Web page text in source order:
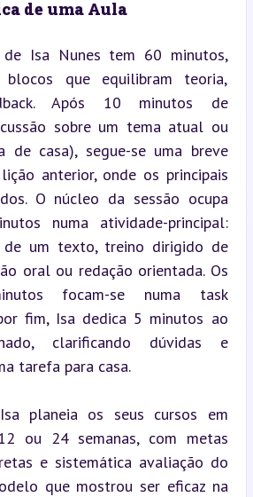
de uma Aula
Isa Nunes tem 60 minutos,
blocos que equilibram teoria,
Após 10 minutos de
sobre um tema atual ou
de casa), segue-se uma breve
anterior, onde os principais
O núcleo da sessão ocupa
numa atividade-principal:
de um texto, treino dirigido de
oral ou redação orientada. Os
focam-se numa task
fim, Isa dedica 5 minutos ao
clarificando dúvidas e
tarefa para casa.
planeia os seus cursos em
ou 24 semanas, com metas
e sistemática avaliação do
que mostrou ser eficaz na